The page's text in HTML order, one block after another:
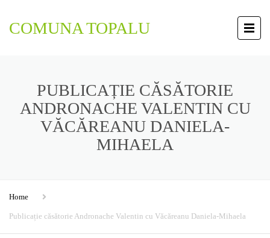
COMUNA TOPALU
PUBLICAȚIE CĂSĂTORIE
ANDRONACHE VALENTIN CU
VĂCĂREANU DANIELA-
MIHAELA
Home
Publicație căsătorie Andronache Valentin cu Văcăreanu Daniela-Mihaela